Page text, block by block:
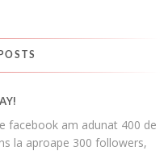
facebook am adunat 400 de
la aproape 300 followers,